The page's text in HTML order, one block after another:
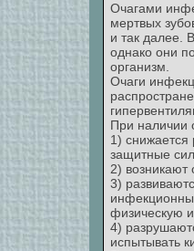
Очагами
мертвых
и так далее.
однако они
организм.
Очаги
При наличии
1) снижается
защитные
2) возникают
3)
физическую
4)
испытывать